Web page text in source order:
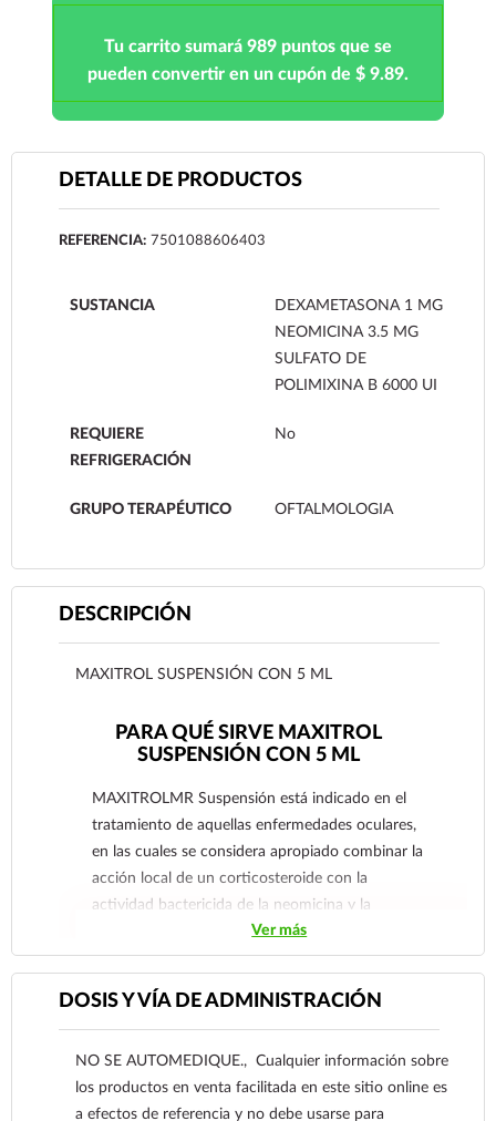
Tu carrito sumará 989 puntos que se
pueden convertir en un cupón de $ 9.89.
DETALLE DE PRODUCTOS
REFERENCIA: 7501088606403
SUSTANCIA
DEXAMETASONA 1 MG
NEOMICINA 3.5 MG
SULFATO DE
POLIMIXINA B 6000 UI
REQUIERE
REFRIGERACIÓN
No
GRUPO TERAPÉUTICO OFTALMOLOGIA
DESCRIPCIÓN
MAXITROL SUSPENSIÓN CON 5 ML
PARA QUÉ SIRVE MAXITROL
SUSPENSIÓN CON 5 ML
MAXITROLMR Suspensión está indicado en el
tratamiento de aquellas enfermedades oculares,
en las cuales se considera apropiado combinar la
acción local de un corticosteroide con la
actividad bactericida de la neomicina y la
polimixina B, en consecuencia, MAXITROLMR
tiene sus principales indicaciones en uveítis,
escleritis, episcleritis, conjuntivitis, keratitis
intersticial, tarsitis, orzuelo y chalazión cuando
sensibles a los antibióticos antes dichos.
Ver más
DOSIS Y VÍA DE ADMINISTRACIÓN
NO SE AUTOMEDIQUE., Cualquier información sobre
los productos en venta facilitada en este sitio online es
a efectos de referencia y no debe usarse para